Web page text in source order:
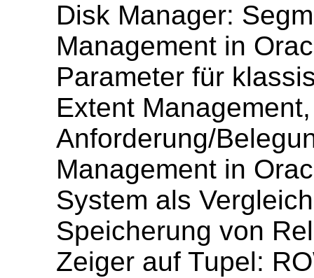
Disk Manager:
Management in
Parameter für
Extent
Anforderung/
Management in
System als
Speicherung von
Zeiger auf Tupel: